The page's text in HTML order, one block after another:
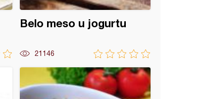
Belo meso u jogurtu
21146